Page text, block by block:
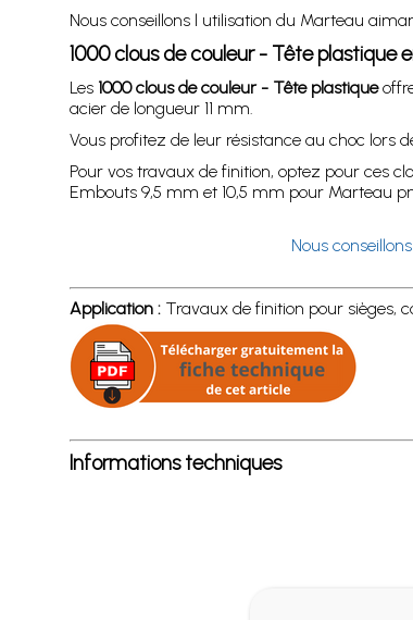
Nous conseillons l utilisation du Marteau
1000 clous de couleur - Tête plastique
Les 1000 clous de couleur - Tête plastique
acier de longueur 11 mm.
Vous profitez de leur résistance au choc lors
Pour vos travaux de finition, optez pour ces
Embouts 9,5 mm et 10,5 mm pour Marteau
Nous
Application :Travaux de finition pour sièges,
Informations techniques